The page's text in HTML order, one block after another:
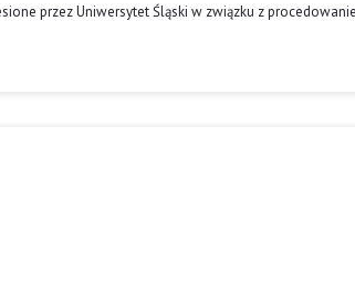
przez Uniwersytet Śląski w związku z